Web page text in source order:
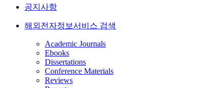
공지사항
해외전자정보서비스 검색
Academic Journals
Ebooks
Dissertations
Conference Materials
Reviews